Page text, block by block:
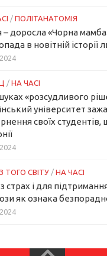
/ ПОЛІТАНАТОМІЯ
– доросла «Чорна
в новітній історії
/ НА ЧАСІ
«розсудливого
університет
своїх
З ТОГО СВІТУ / НА ЧАСІ
страх і для
як ознака